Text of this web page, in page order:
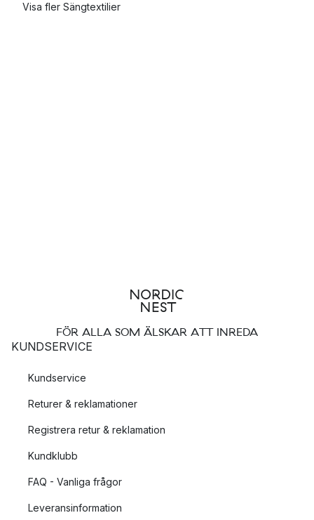
Visa fler Sängtextilier
FÖR ALLA SOM ÄLSKAR ATT INREDA
KUNDSERVICE
Kundservice
Returer & reklamationer
Registrera retur & reklamation
Kundklubb
FAQ - Vanliga frågor
Leveransinformation